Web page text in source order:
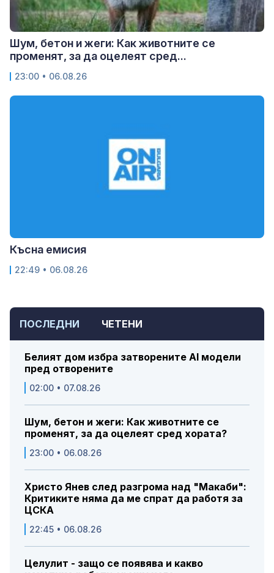
ПОСЛЕДНИ ЧЕТЕНИ
Белият дом избра затворените AI модели
пред отворените
02:00 • 07.08.26
Шум, бетон и жеги: Как животните се
променят, за да оцелеят сред хората?
23:00 • 06.08.26
Христо Янев след разгрома над "Макаби":
Критиките няма да ме спрат да работя за
ЦСКА
22:45 • 06.08.26
Целулит - защо се появява и какво
Шум, бетон и жеги: Как животните се
променят, за да оцелеят сред...
23:00 • 06.08.26
Късна емисия
22:49 • 06.08.26